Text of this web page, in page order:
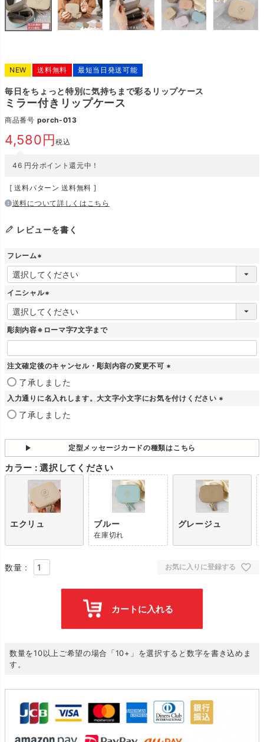
NEW 送料無料 最短当日発送可能
毎日をちょっと特別に気持ちまで彩るリップケース
ミラー付きリップケース
商品番号 porch-013
4,580 税込
46 円分ポイント還元中！
送料パターン 送料無料
送料について詳しくはこちら
レビューを書く
フレーム
(
必
須
イニシャル
(
必
須
彫刻内容※ローマ字7文字まで
注文確定後のキャンセル・彫刻内容の変更不可
須
了承しました
入力通りに名入れします。大文字小文字にお気を付けください
)
了承しました
定型メッセージカードの種類はこちら
カラー 選択してください
エクリュ ブルー
在庫切れ
グレージュ
お気に入りに登録する
カートに入れる
数量を10以上ご希望の場合「10+」を選択すると数字を書き込めま
す。